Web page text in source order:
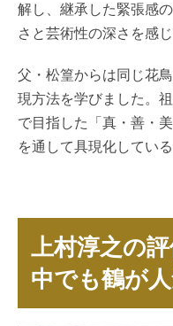
解し、継承した緊張感
さと芸術性の深さを感じ
父・松篁からは同じ花
現方法を学びました。
で目指した「真・善・
を通して具現化してい
上村淳之の
中でも鶴が